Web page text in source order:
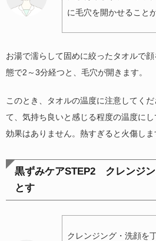
に毛穴を開かせること
お湯で濡らして固めに絞ったタオルで
態で2～3分経つと、毛穴が開きます。
このとき、タオルの温度に注意してく
て、気持ち良いと感じる程度の温度に
効果はありません。熱すぎると火傷しま
黒ずみケアSTEP2 クレンジ
とす
クレンジング・洗顔を